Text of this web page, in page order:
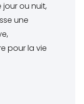
ou nuit,
une
pour la vie